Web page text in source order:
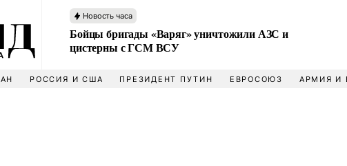
Новость часа
Бойцы бригады «Варяг» уничтожили АЗС и
цистерны с ГСМ ВСУ
РОССИЯ И США ПРЕЗИДЕНТ ПУТИН ЕВРОСОЮЗ АРМИЯ И